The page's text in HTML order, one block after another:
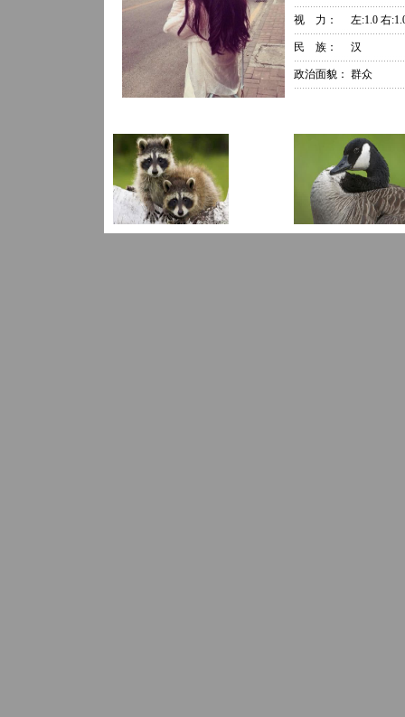
视 力： 左:1.0 右
民 族： 汉
政治面貌： 群众